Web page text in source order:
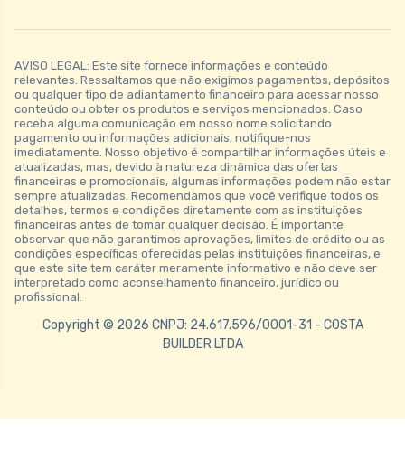
AVISO LEGAL: Este site fornece informações e conteúdo
relevantes. Ressaltamos que não exigimos pagamentos, depósitos
ou qualquer tipo de adiantamento financeiro para acessar nosso
conteúdo ou obter os produtos e serviços mencionados. Caso
receba alguma comunicação em nosso nome solicitando
pagamento ou informações adicionais, notifique-nos
imediatamente. Nosso objetivo é compartilhar informações úteis e
atualizadas, mas, devido à natureza dinâmica das ofertas
financeiras e promocionais, algumas informações podem não estar
sempre atualizadas. Recomendamos que você verifique todos os
detalhes, termos e condições diretamente com as instituições
financeiras antes de tomar qualquer decisão. É importante
observar que não garantimos aprovações, limites de crédito ou as
condições específicas oferecidas pelas instituições financeiras, e
que este site tem caráter meramente informativo e não deve ser
interpretado como aconselhamento financeiro, jurídico ou
profissional.
Copyright © 2026 CNPJ: 24.617.596/0001-31 - COSTA
BUILDER LTDA